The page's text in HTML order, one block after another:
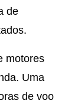
de
motores
Uma
de voo